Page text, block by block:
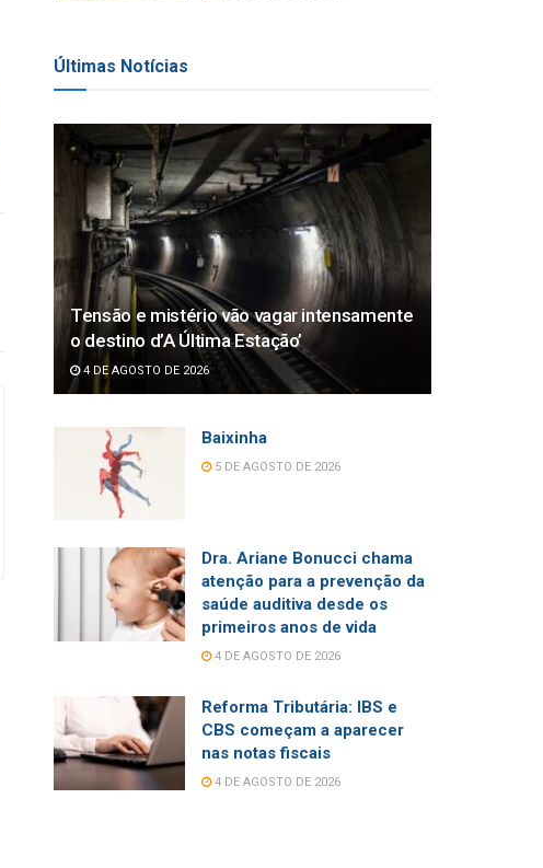
Últimas Notícias
Tensão e mistério vão vagar intensamente
o destino d’A Última Estação’
4 DE AGOSTO DE 2026
Baixinha
5 DE AGOSTO DE 2026
Dra. Ariane Bonucci chama
atenção para a prevenção da
saúde auditiva desde os
primeiros anos de vida
4 DE AGOSTO DE 2026
Reforma Tributária: IBS e
CBS começam a aparecer
nas notas fiscais
4 DE AGOSTO DE 2026